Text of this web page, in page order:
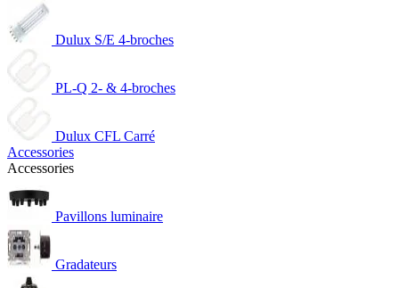
Dulux S/E 4-broches
PL-Q 2- & 4-broches
Dulux CFL Carré
Accessories
Accessories
Pavillons luminaire
Gradateurs